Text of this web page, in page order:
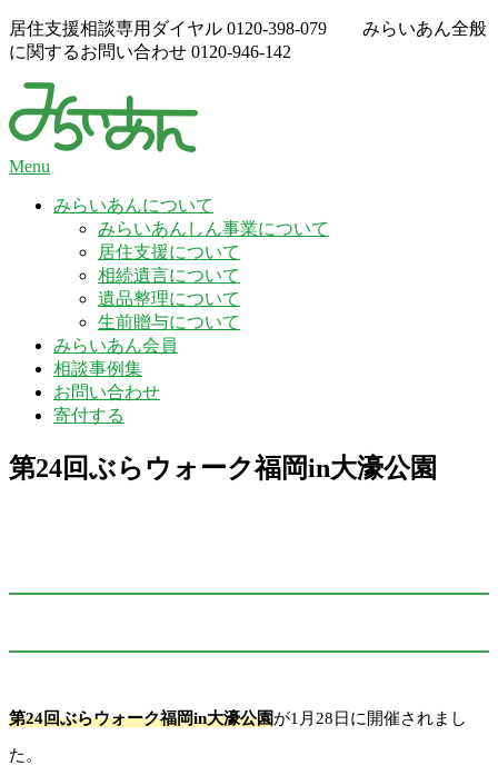
Skip
to
content
居住支援相談専用ダイヤル 0120-398-079
みらいあん全般
に関するお問い合わせ 0120-946-142
Menu
みらいあんについて
みらいあんしん事業について
居住支援について
相続遺言について
遺品整理について
生前贈与について
みらいあん会員
相談事例集
お問い合わせ
寄付する
第24回ぶらウォーク福岡in大濠公園
第24回ぶらウォーク福岡in大濠公園が1月28日に開催されまし
た。